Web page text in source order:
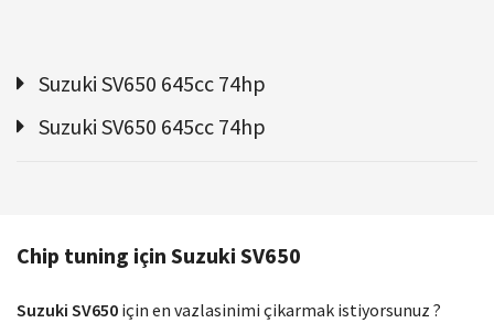
Chip tuning için Suzuki SV650
Suzuki SV650 için en vazlasinimi çikarmak istiyorsunuz ?
Suzuki SV650 645cc 74hp
Suzuki SV650 645cc 74hp